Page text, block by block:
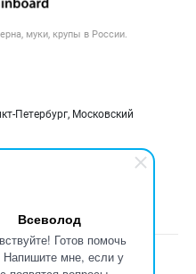
Всеволод
Готов помочь
Напишите мне, если у
муки, крупы в России.
Петербург, Московский
данных
логотипы